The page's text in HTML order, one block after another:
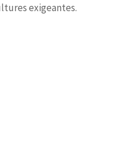
exigeantes.